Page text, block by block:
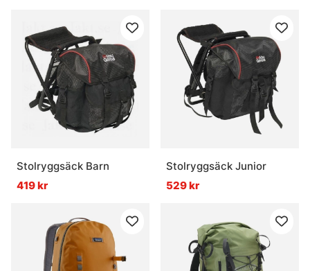
Stolryggsäck Barn
419 kr
Stolryggsäck Junior
529 kr